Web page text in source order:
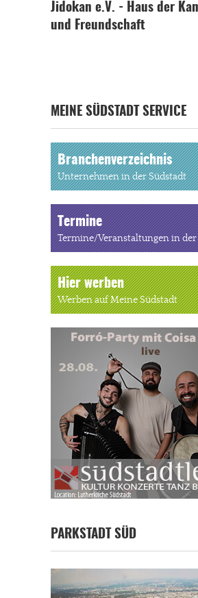
Jidokan e.V. - Haus der
und Freundschaft
MEINE SÜDSTADT SERVICE
Branchenverzeichnis
Unternehmen in der Südstadt
Termine
Termine/Veranstaltungen in der
Hier werben
Werben auf Meine Südstadt
PARKSTADT SÜD